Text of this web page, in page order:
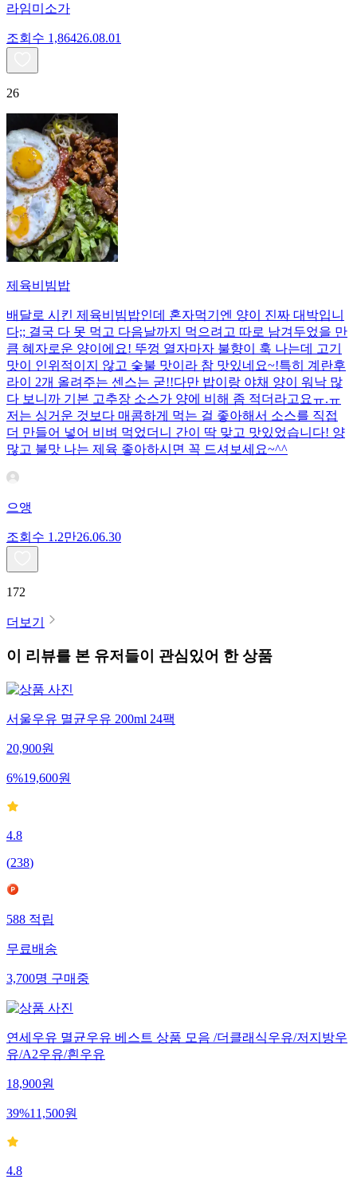
라임미소가
조회수 1,86426.08.01
26
제육비빔밥
배달로 시킨 제육비빔밥인데 혼자먹기엔 양이 진짜 대박입니
다;; 결국 다 못 먹고 다음날까지 먹으려고 따로 남겨두었을 만
큼 혜자로운 양이에요! 뚜껑 열자마자 불향이 훅 나는데 고기
맛이 인위적이지 않고 숯불 맛이라 참 맛있네요~!특히 계란후
라이 2개 올려주는 센스는 굳!! ​다만 밥이랑 야채 양이 워낙 많
다 보니까 기본 고추장 소스가 양에 비해 좀 적더라고요ㅠ.ㅠ
저는 싱거운 것보다 매콤하게 먹는 걸 좋아해서 소스를 직접
더 만들어 넣어 비벼 먹었더니 간이 딱 맞고 맛있었습니다! 양
많고 불맛 나는 제육 좋아하시면 꼭 드셔보세요~^^
으앵
조회수 1.2만26.06.30
172
더보기
이 리뷰를 본 유저들이 관심있어 한 상품
서울우유 멸균우유 200ml 24팩
20,900원
6%19,600원
4.8
(238)
588 적립
무료배송
3,700명 구매중
연세우유 멸균우유 베스트 상품 모음 /더클래식우유/저지방우
유/A2우유/흰우유
18,900원
39%11,500원
4.8